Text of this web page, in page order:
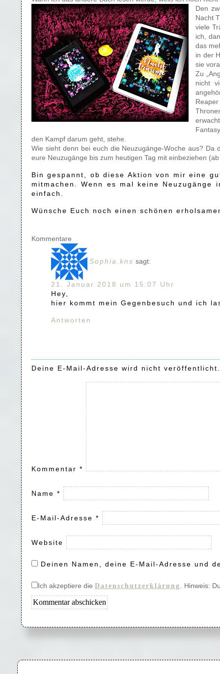
Den
Nacht
viele
ich,
das
in der
sie
Zu
nicht
den Kampf darum geht, stehe.
Wie sieht denn bei euch die Neuzugänge-Woche aus?
eure Neuzugänge bis zum heutigen Tag mit einbeziehen
Bin gespannt, ob diese Aktion von mir eine
mitmachen. Wenn es mal keine
einfach.
Wünsche Euch noch einen schönen
Kommentare
Sophia.kns sagt:
21. Januar 2018 um 15:07 Uhr
Hey,
hier kommt mein Gegenbesuch und ich
Antworten
Deine E-Mail-Adresse wird nicht veröffentlicht.
Kommentar *
Name *
E-Mail-Adresse *
Website
Deinen Namen, deine E-Mail-Adresse und
Ich akzeptiere die Datenschutzerklärung . Hinweis: